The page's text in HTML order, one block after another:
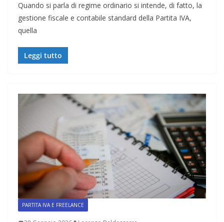
Quando si parla di regime ordinario si intende, di fatto, la
gestione fiscale e contabile standard della Partita IVA,
quella
Leggi tutto
PARTITA IVA E FREELANCE